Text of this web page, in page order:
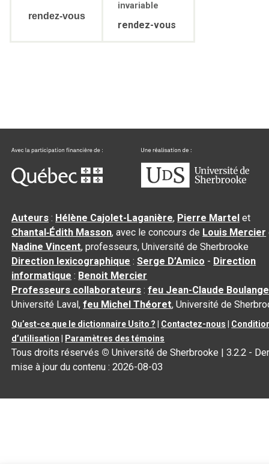
rendez-vous
invariable
rendez-vous
Auteurs : Hélène Cajolet-Laganière, Pierre Martel et
Chantal‑Édith Masson, avec le concours de Louis Mercier
Nadine Vincent, professeurs, Université de Sherbrooke
Direction lexicographique :Serge D’Amico - Direction
informatique : Benoit Mercier
Professeurs collaborateurs :feu Jean-Claude
Université Laval,feu Michel Théoret, Université de
Qu’est-ce que le dictionnaire Usito ? Contactez-nous
d’utilisation
Paramètres des témoins
Tous droits réservés © Université de Sherbrooke |3.2.2 -
mise à jour du contenu :2026-08-03